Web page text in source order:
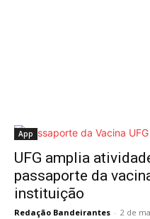
App
UFG amplia
passaporte da
instituição
Redação Bandeirantes - 2 de